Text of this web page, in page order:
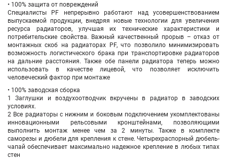
• 100% защита от повреждений
Специалисты PF непрерывно работают над усовершенствованием
выпускаемой продукции, внедряя новые технологии для увеличения
ресурса радиаторов, улучшая их технические характеристики и
потребительские свойства. Важный качественный прорыв – отказ от
монтажных скоб на радиаторах PF, что позволило минимизировать
возможность логистического брака при транспортировке радиаторов
на дальние расстояния. Также обе панели радиатора теперь можно
использовать в качестве лицевой, что позволяет исключить
человеческий фактор при монтаже
• 100% заводская сборка
1 Заглушки и воздухоотводчик вкручены в радиатор в заводских
условиях.
2 Все радиаторы с нижним и боковым подключением укомплектованы
инновационными рельсовыми кронштейнами, позволяющими
выполнить монтаж менее чем за 2 минуты. Также в комплекте
саморезы и дюбели для крепления к стене. Четырехраспорный дюбель-
чапай обеспечивает максимально надежное крепление в любых типах
стен